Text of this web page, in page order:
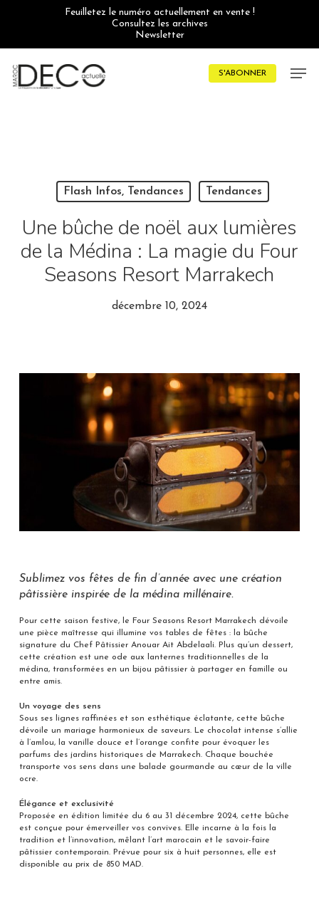
Feuilletez le numéro actuellement en vente !
Consultez les archives
Newsletter
S'ABONNER
Flash Infos, Tendances Tendances
Une bûche de noël aux lumières
de la Médina : La magie du Four
Seasons Resort Marrakech
décembre 10, 2024
Sublimez vos fêtes de fin d’année avec une création
pâtissière inspirée de la médina millénaire.
Pour cette saison festive, le Four Seasons Resort Marrakech dévoile
une pièce maîtresse qui illumine vos tables de fêtes : la bûche
signature du Chef Pâtissier Anouar Ait Abdelaali. Plus qu’un dessert,
cette création est une ode aux lanternes traditionnelles de la
médina, transformées en un bijou pâtissier à partager en famille ou
entre amis.
Un voyage des sens
Sous ses lignes raffinées et son esthétique éclatante, cette bûche
dévoile un mariage harmonieux de saveurs. Le chocolat intense s’allie
à l’amlou, la vanille douce et l’orange confite pour évoquer les
parfums des jardins historiques de Marrakech. Chaque bouchée
transporte vos sens dans une balade gourmande au cœur de la ville
ocre.
Élégance et exclusivité
Proposée en édition limitée du 6 au 31 décembre 2024, cette bûche
est conçue pour émerveiller vos convives. Elle incarne à la fois la
tradition et l’innovation, mêlant l’art marocain et le savoir-faire
pâtissier contemporain. Prévue pour six à huit personnes, elle est
disponible au prix de 850 MAD.